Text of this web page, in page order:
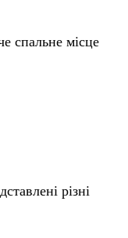
спальне місце
різні